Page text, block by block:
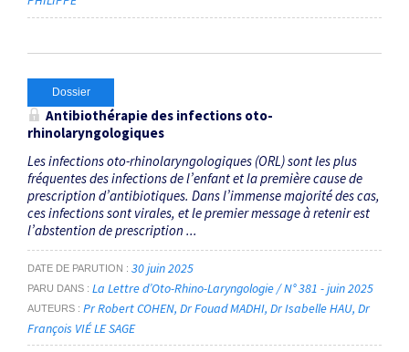
Dossier
Antibiothérapie des infections oto-
rhinolaryngologiques
Les infections oto-rhinolaryngologiques (ORL) sont les plus
fréquentes des ­infections de l’enfant et la première cause de
prescription d’antibiotiques. Dans l’immense majorité des cas,
ces infections sont virales, et le premier message à retenir est
l’abstention de prescription ...
DATE DE PARUTION 30 juin 2025
PARU DANS La Lettre d’Oto-Rhino-Laryngologie / N° 381 - juin 2025
AUTEURS Pr Robert COHEN Dr Fouad MADHI Dr Isabelle HAU Dr
François VIÉ LE SAGE